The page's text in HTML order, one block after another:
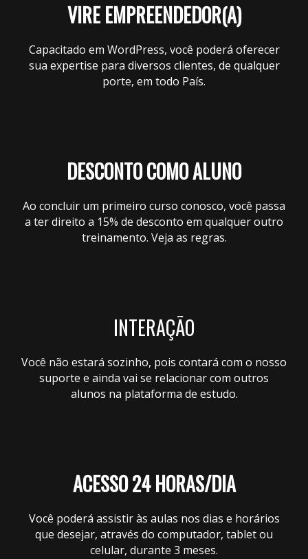
VIRE EMPREENDEDOR(A)
Capacitado em WordPress, você poderá oferecer
sua expertise para diversos clientes, de qualquer
porte, em todo País.
DESCONTO COMO ALUNO
Ao concluir um primeiro curso conosco, você passa
a ter direito a 15% de desconto em qualquer outro
treinamento. Veja as regras.
INTERAÇÃO
Você não estará sozinho, pois contará com o nosso
suporte e ainda vai se relacionar com outros
alunos na plataforma de estudo.
ACESSO 24 HORAS/DIA
Você poderá assistir às aulas nos dias e horários
que desejar, através do computador, tablet ou
celular, durante 3 meses.